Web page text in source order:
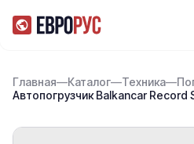
Главная—Каталог—Техника—
Автопогрузчик Balkancar Record